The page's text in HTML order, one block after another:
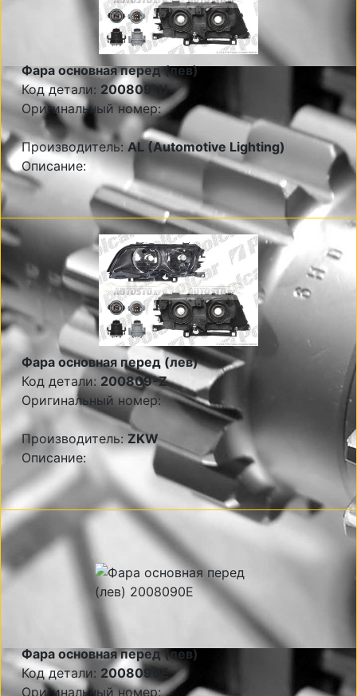
Фара основная перед (лев)
Код детали: 200809-U
Оригинальный номер:
Производитель:AL (Automotive Lighting)
Описание:
Фара основная перед (лев)
Код детали: 200809-Z
Оригинальный номер:
Производитель:ZKW
Описание:
Фара основная перед (лев)
Код детали: 2008090E
Оригинальный номер: